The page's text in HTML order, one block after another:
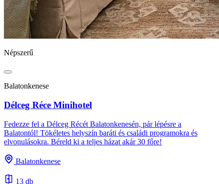
Népszerű
Balatonkenese
Délceg Réce Minihotel
Fedezze fel a Délceg Récét Balatonkenesén, pár lépésre a
Balatontól! Tökéletes helyszín baráti és családi programokra és
elvonulásokra. Béreld ki a teljes házat akár 30 főre!
Balatonkenese
13 db